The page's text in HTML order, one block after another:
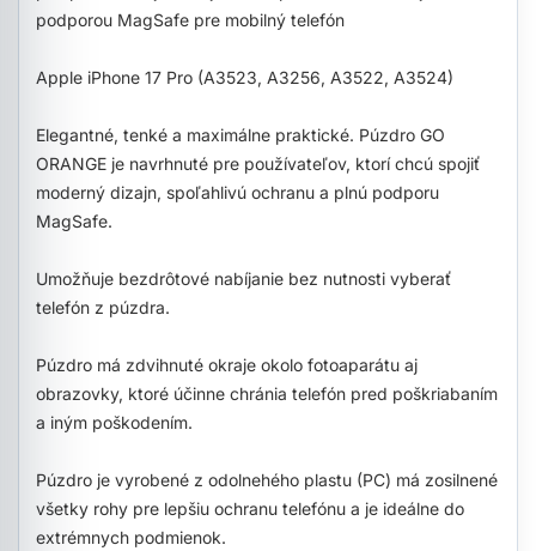
podporou MagSafe pre mobilný telefón
Apple iPhone 17 Pro (A3523, A3256, A3522, A3524)
Elegantné, tenké a maximálne praktické. Púzdro GO
ORANGE je navrhnuté pre používateľov, ktorí chcú spojiť
moderný dizajn, spoľahlivú ochranu a plnú podporu
MagSafe.
Umožňuje bezdrôtové nabíjanie bez nutnosti vyberať
telefón z púzdra.
Púzdro má zdvihnuté okraje okolo fotoaparátu aj
obrazovky, ktoré účinne chránia telefón pred poškriabaním
a iným poškodením.
Púzdro je vyrobené z odolnehého plastu (PC) má zosilnené
všetky rohy pre lepšiu ochranu telefónu a je ideálne do
extrémnych podmienok.